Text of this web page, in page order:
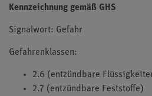
Kennzeichnung gemäß GHS
Signalwort: Gefahr
Gefahrenklassen:
2.6 (entzündbare
2.7 (entzündbare Feststoffe)